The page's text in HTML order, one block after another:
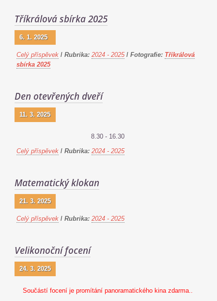
Tříkrálová sbírka 2025
6. 1. 2025
Celý příspěvek / Rubrika: 2024 - 2025 / Fotografie: Tříkrálová
sbírka 2025
Den otevřených dveří
11. 3. 2025
8.30 - 16.30
Celý příspěvek / Rubrika: 2024 - 2025
Matematický klokan
21. 3. 2025
Celý příspěvek / Rubrika: 2024 - 2025
Velikonoční focení
24. 3. 2025
Součástí focení je promítání panoramatického kina zdarma..